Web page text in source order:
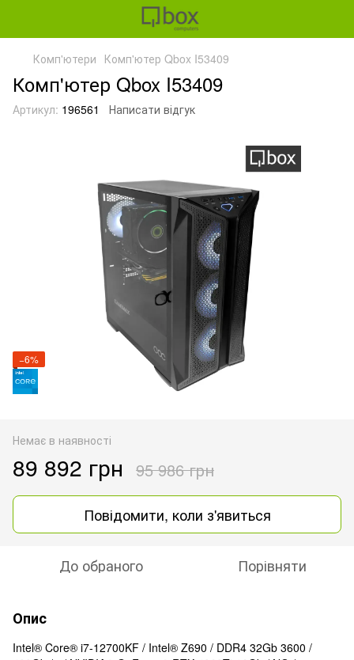
Комп'ютери Комп'ютер Qbox I53409
Комп'ютер Qbox I53409
Артикул: 196561 Написати відгук
−6%
Немає в наявності
89 892 грн 95 986 грн
Повідомити, коли з'явиться
До обраного Порівняти
Опис
Intel® Core® i7-12700KF / Intel® Z690 / DDR4 32Gb 3600 /